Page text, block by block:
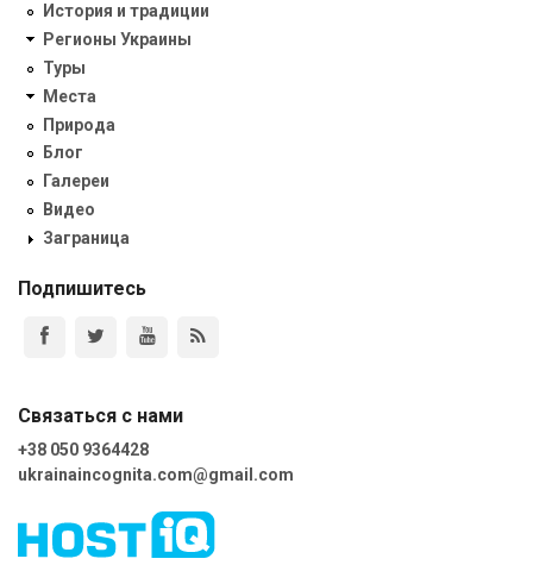
История и традиции
Регионы Украины
Туры
Места
Природа
Блог
Галереи
Видео
Заграница
Подпишитесь
Связаться с нами
+38 050 9364428
ukrainaincognita.com@gmail.com